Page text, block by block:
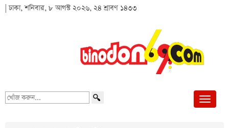
| ঢাকা, শনিবার, ৮ আগস্ট ২০২৬, ২৪ শ্রাবণ ১৪৩৩
খোঁজ